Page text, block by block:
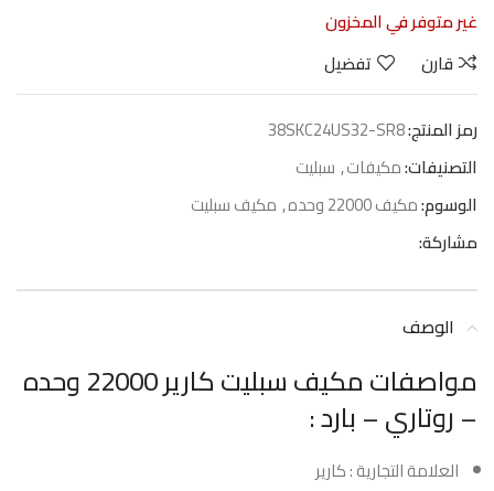
غير متوفر في المخزون
قارن
تفضيل
رمز المنتج:38SKC24US32-SR8
التصنيفات:مكيفات, سبليت
الوسوم:مكيف 22000 وحده , مكيف سبليت
مشاركة:
الوصف
مواصفات مكيف سبليت كارير 22000 وحده
– روتاري – بارد :
العلامة التجارية : كارير